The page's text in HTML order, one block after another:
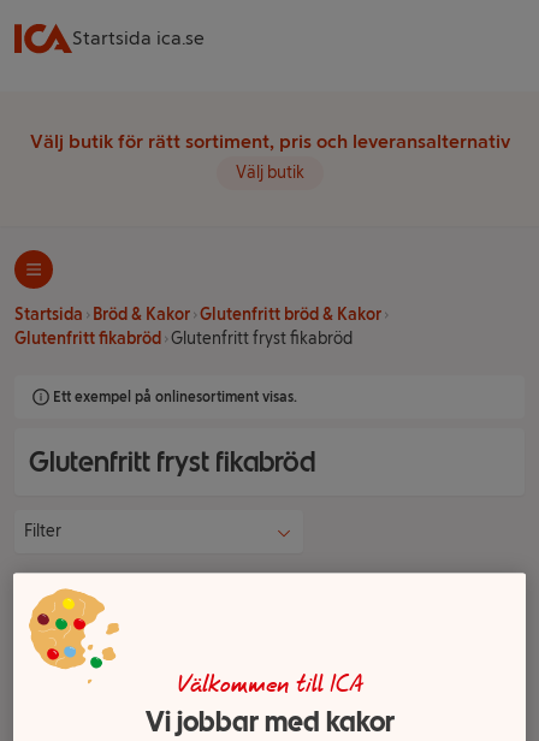
Startsida ica.se
Välj butik för rätt sortiment, pris och leveransalternativ
Välj butik
Startsida Bröd & Kakor Glutenfritt bröd & Kakor
Glutenfritt fikabröd Glutenfritt fryst fikabröd
Ett exempel på onlinesortiment visas.
Glutenfritt fryst fikabröd
Filter
Välkommen till ICA
Vi jobbar med kakor